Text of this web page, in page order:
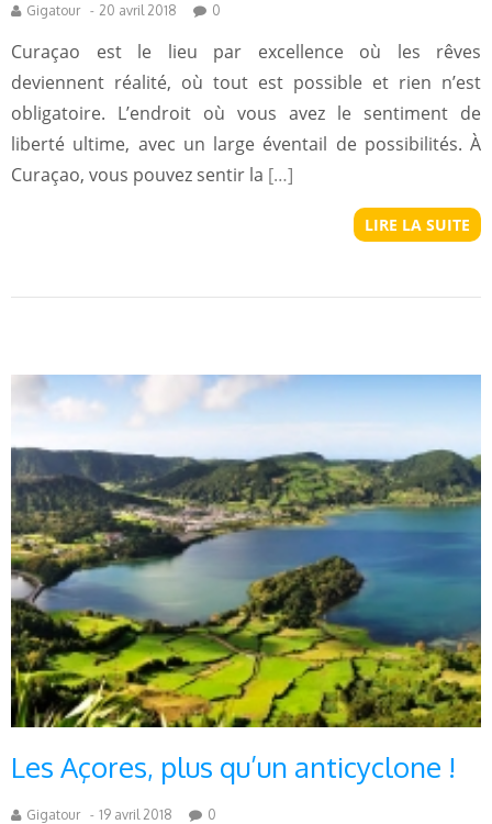
Gigatour - 20 avril 2018 0
Curaçao est le lieu par excellence où les rêves
deviennent réalité, où tout est possible et rien n’est
obligatoire. L’endroit où vous avez le sentiment de
liberté ultime, avec un large éventail de possibilités. À
Curaçao, vous pouvez sentir la […]
LIRE LA SUITE
Les Açores, plus qu’un anticyclone !
Gigatour - 19 avril 2018 0